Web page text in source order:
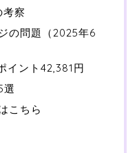
察
の問題（2025年6
イント42,381円
こちら